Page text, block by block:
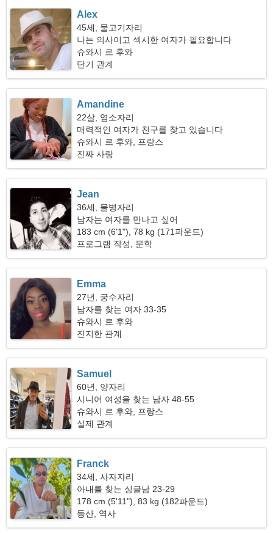
Alex
45세, 물고기자리
나는 의사이고 섹시한 여자가 필요합니다
슈와시 르 후와
단기 관계
Amandine
22살, 염소자리
매력적인 여자가 친구를 찾고 있습니다
슈와시 르 후와, 프랑스
진짜 사랑
Jean
36세, 물병자리
남자는 여자를 만나고 싶어
183 cm (6'1"), 78 kg (171파운드)
프로그램 작성, 문학
Emma
27년, 궁수자리
남자를 찾는 여자 33-35
슈와시 르 후와
진지한 관계
Samuel
60년, 양자리
시니어 여성을 찾는 남자 48-55
슈와시 르 후와, 프랑스
실제 관계
Franck
34세, 사자자리
아내를 찾는 싱글남 23-29
178 cm (5'11"), 83 kg (182파운드)
등산, 역사